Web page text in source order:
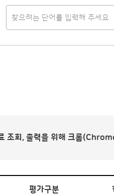
조회, 출력을 위해 크롬
평가구분